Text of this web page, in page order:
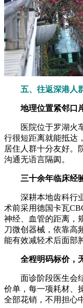
五、往返深港人群
地理位置紧邻口
医院位于罗湖火车
行很短距离就能抵达
居住人群十分友好。
沟通无语言隔阂。
三十余年临床经验
深耕本地齿科行业
术前采用德国卡瓦
神经、血管的距离，
刀微创器械，依靠高
能有效减轻术后面部
全程明码标价，
面诊阶段医生会结
价单，每一项耗材、
全部花销，不用担心